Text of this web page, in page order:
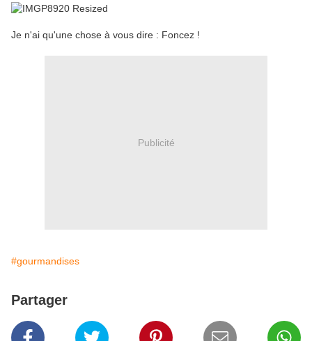
Je n'ai qu'une chose à vous dire : Foncez !
Publicité
#gourmandises
Partager